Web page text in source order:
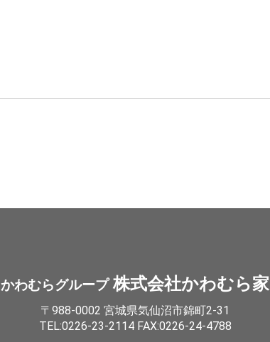
かわむらグループ株式会社かわむら家
〒988-0002 宮城県気仙沼市錦町2-31
TEL:0226-23-2114 FAX:0226-24-4788